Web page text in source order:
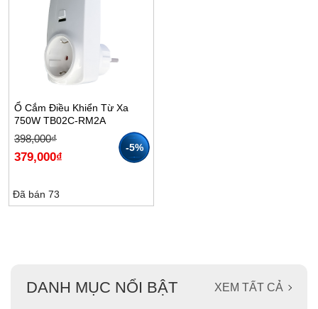
-5%
Ổ Cắm Điều Khiển Từ Xa
750W TB02C-RM2A
398,000₫
Giá
là:
398,000₫.
379,000₫
Giá
hiện
tại
Đã bán 73
DANH MỤC NỔI BẬT XEM TẤT CẢ